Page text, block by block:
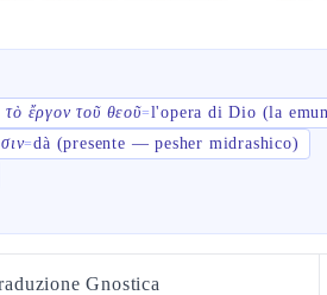
τὸ ἔργον τοῦ θεοῦ=l'opera di Dio (la
=dà (presente — pesher midrashico)
Gnostica